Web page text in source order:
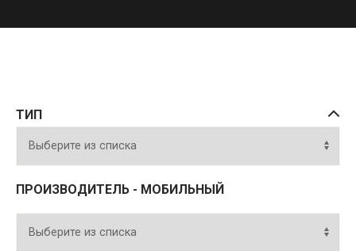
ТИП
ПРОИЗВОДИТЕЛЬ - МОБИЛЬНЫЙ